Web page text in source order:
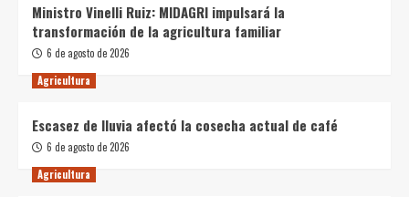
Ministro Vinelli Ruiz: MIDAGRI impulsará la
transformación de la agricultura familiar
6 de agosto de 2026
Agricultura
Escasez de lluvia afectó la cosecha actual de café
6 de agosto de 2026
Agricultura